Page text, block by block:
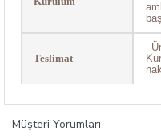
Teslimat
Müşteri Yorumları